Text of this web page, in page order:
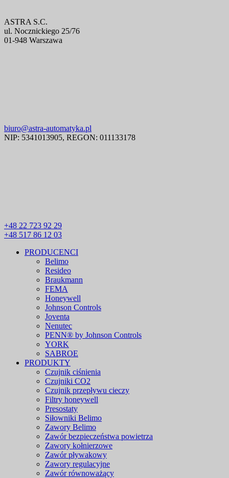
ASTRA S.C.
ul. Nocznickiego 25/76
01-948 Warszawa
biuro@astra-automatyka.pl
NIP: 5341013905, REGON: 011133178
+48 22 723 92 29
+48 517 86 12 03
PRODUCENCI
Belimo
Resideo
Braukmann
FEMA
Honeywell
Johnson Controls
Joventa
Nenutec
PENN® by Johnson Controls
YORK
SABROE
PRODUKTY
Czujnik ciśnienia
Czujniki CO2
Czujnik przepływu cieczy
Filtry honeywell
Presostaty
Siłowniki Belimo
Zawory Belimo
Zawór bezpieczeństwa powietrza
Zawory kołnierzowe
Zawór pływakowy
Zawory regulacyjne
Zawór równoważący